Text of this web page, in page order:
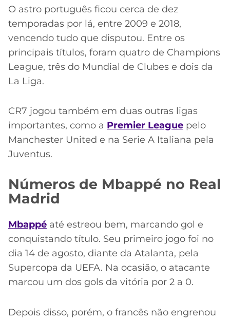
O astro português ficou cerca de dez
temporadas por lá, entre 2009 e 2018,
vencendo tudo que disputou. Entre os
principais títulos, foram quatro de Champions
League, três do Mundial de Clubes e dois da
La Liga.
CR7 jogou também em duas outras ligas
importantes, como a Premier League pelo
Manchester United e na Serie A Italiana pela
Juventus.
Números de Mbappé no Real
Madrid
Mbappé até estreou bem, marcando gol e
conquistando título. Seu primeiro jogo foi no
dia 14 de agosto, diante da Atalanta, pela
Supercopa da UEFA. Na ocasião, o atacante
marcou um dos gols da vitória por 2 a 0.
Depois disso, porém, o francês não engrenou